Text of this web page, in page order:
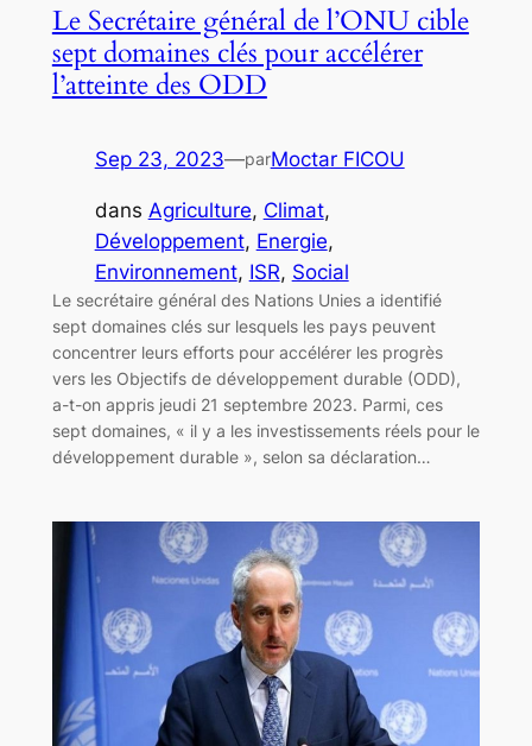
Le Secrétaire général de l’ONU cible
sept domaines clés pour accélérer
l’atteinte des ODD
Sep 23, 2023—parMoctar FICOU
dans Agriculture, Climat
Développement, Energie
Environnement, ISR, Social
Le secrétaire général des Nations Unies a identifié
sept domaines clés sur lesquels les pays peuvent
concentrer leurs efforts pour accélérer les progrès
vers les Objectifs de développement durable (ODD),
a-t-on appris jeudi 21 septembre 2023. Parmi, ces
sept domaines, « il y a les investissements réels pour le
développement durable », selon sa déclaration…